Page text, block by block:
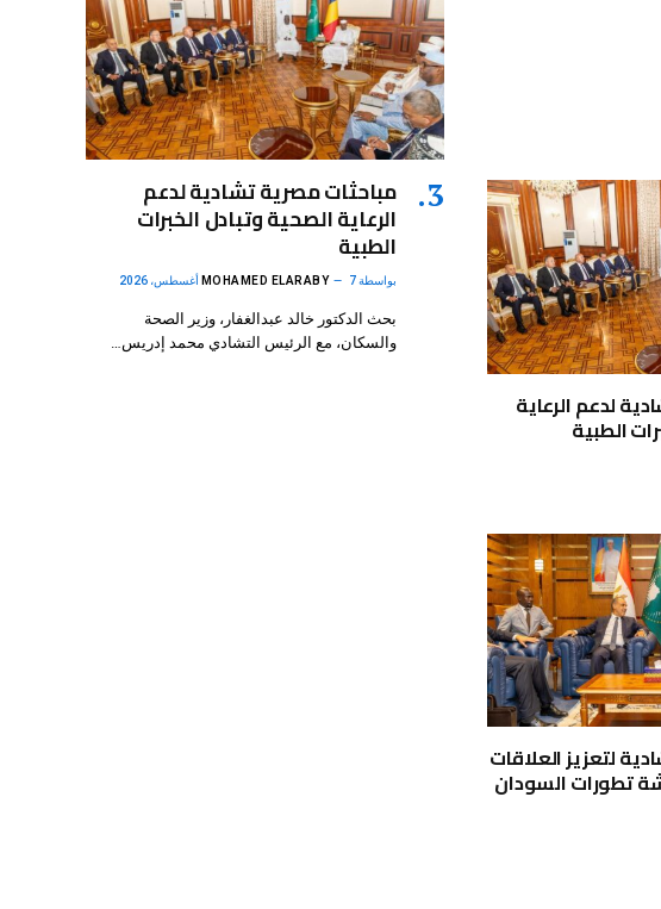
لدعم الرعاية
الطبية
لتعزيز العلاقات
تطورات السودان
مباحثات مصرية تشادية لدعم
الرعاية الصحية وتبادل الخبرات
الطبية
بواسطة MOHAMED ELARABY 7 أغسطس، 2026
بحث الدكتور خالد عبدالغفار، وزير الصحة
والسكان، مع الرئيس التشادي محمد إدريس…